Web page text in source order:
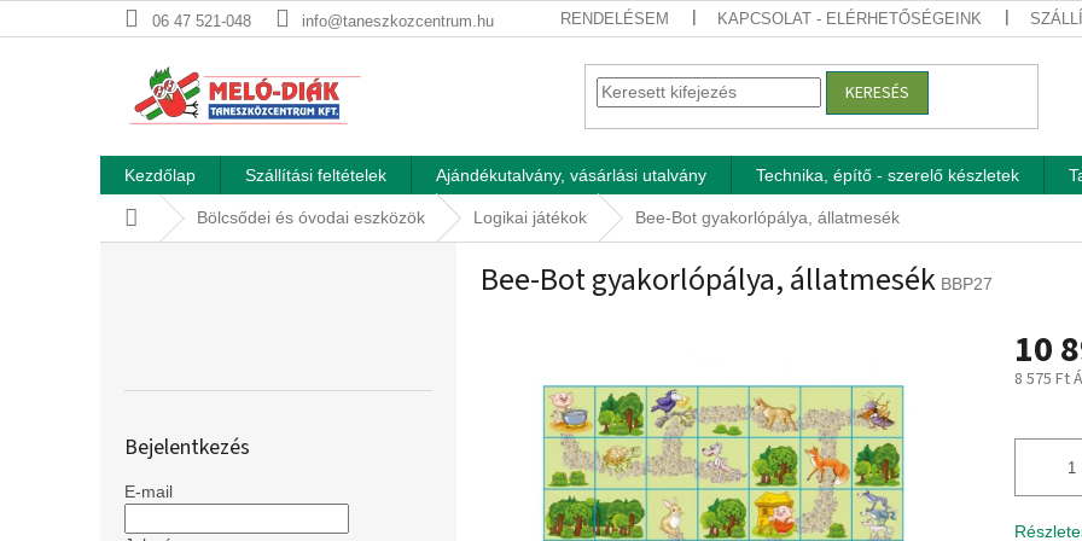
a
06 47 521-048 info@taneszkozcentrum.hu RENDELÉSEM KAPCSOLAT - ELÉRHETŐSÉGEINK
KERESÉS
Kezdőlap Szállítási feltételek Ajándékutalvány, vásárlási utalvány Technika, építő - szerelő készletek
KezdőlapBölcsődei és óvodai eszközök Logikai játékok Bee-Bot gyakorlópálya, állatmesék
Bejelentkezés
E-mail
Bee-Bot gyakorlópálya, állatmesék BBP27
10
8 575 Ft